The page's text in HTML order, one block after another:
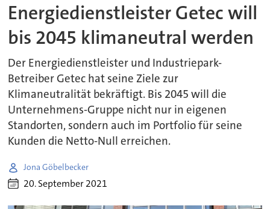
Energiedienstleister Getec will
bis 2045 klimaneutral werden
Der Energiedienstleister und Industriepark-
Betreiber Getec hat seine Ziele zur
Klimaneutralität bekräftigt. Bis 2045 will die
Unternehmens-Gruppe nicht nur in eigenen
Standorten, sondern auch im Portfolio für seine
Kunden die Netto-Null erreichen.
Jona Göbelbecker
20. September 2021